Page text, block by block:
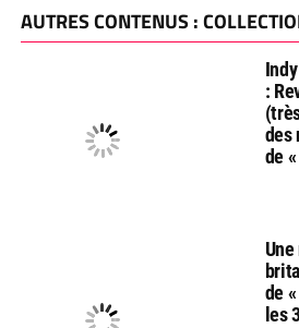
AUTRES CONTENUS :
:
des
de
de
les